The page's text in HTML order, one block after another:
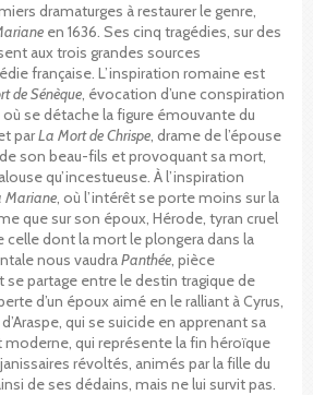
dramaturges à restaurer le genre,
en 1636. Ses cinq tragédies, sur des
aux trois grandes sources
française. L’inspiration romaine est
de Sénèque, évocation d’une conspiration
se détache la figure émouvante du
parLa Mort de Chrispe, drame de l’épouse
son beau-fils et provoquant sa mort,
qu’incestueuse. À l’inspiration
Mariane, où l’intérêt se porte moins sur la
que sur son époux, Hérode, tyran cruel
celle dont la mort le plongera dans la
nous vaudraPanthée, pièce
se partage entre le destin tragique de
d’un époux aimé en le ralliant à Cyrus,
qui se suicide en apprenant sa
qui représente la fin héroïque
révoltés, animés par la fille du
de ses dédains, mais ne lui survit pas.